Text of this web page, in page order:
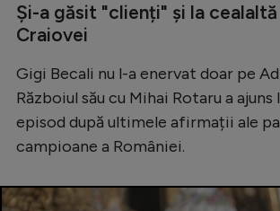
Și-a găsit "clienți" și la
Craiovei
Gigi Becali nu l-a enervat doar pe
Războiul său cu Mihai Rotaru a ajuns
episod după ultimele afirmații ale
campioane a României.